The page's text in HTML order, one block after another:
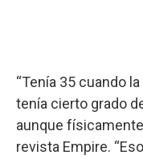
“Tenía 35 cuando
tenía cierto grado
aunque
revista Empire.